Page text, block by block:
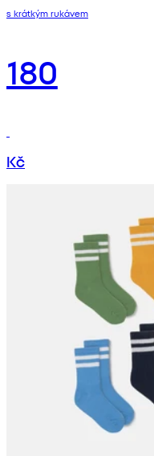
s krátkým rukávem
180
Kč